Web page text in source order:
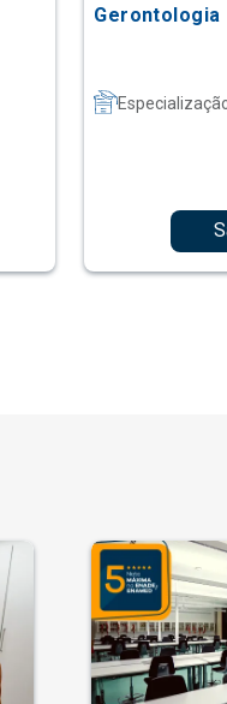
Gerontologia